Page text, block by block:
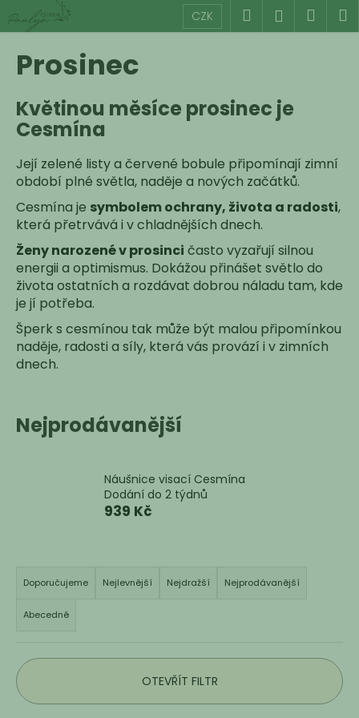
na
obsah
CZK Hledat
Prosinec
Květinou měsíce prosinec je
Cesmína
Její zelené listy a červené bobule připomínají zimní
období plné světla, naděje a nových začátků.
Cesmína je symbolem ochrany, života a radosti,
která přetrvává i v chladnějších dnech.
Ženy narozené v prosinci často vyzařují silnou
energii a optimismus. Dokážou přinášet světlo do
života ostatních a rozdávat dobrou náladu tam, kde
je jí potřeba.
Šperk s cesmínou tak může být malou připomínkou
naděje, radosti a síly, která vás provází i v zimních
dnech.
Nejprodávanější
Náušnice visací Cesmína
Dodání do 2 týdnů
939 Kč
a
í
p
Doporučujeme Nejlevnější Nejdražší Nejprodávanější
Abecedně
OTEVŘÍT FILTR
K
o
o
p
t
ř
e
b
u
j
e
t
e
n
í
D
o
r
u